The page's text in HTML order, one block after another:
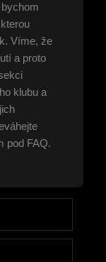
Víme, že
a proto
klubu a
pod FAQ.